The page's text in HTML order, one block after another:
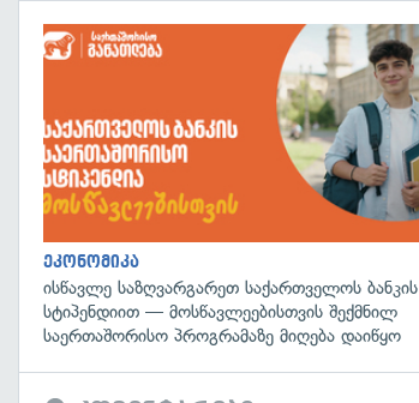
ეკონომიკა
ისწავლე საზღვარგარეთ საქართველოს ბანკის
სტიპენდიით — მოსწავლეებისთვის შექმნილ
საერთაშორისო პროგრამაზე მიღება დაიწყო